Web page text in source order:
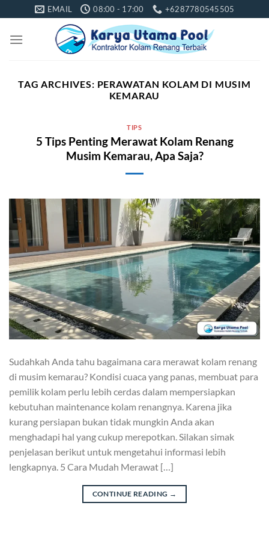
to
content
EMAIL 08:00 - 17:00 +6287780545505
TAG ARCHIVES: PERAWATAN KOLAM DI MUSIM
KEMARAU
TIPS
5 Tips Penting Merawat Kolam Renang
Musim Kemarau, Apa Saja?
Sudahkah Anda tahu bagaimana cara merawat kolam renang
di musim kemarau? Kondisi cuaca yang panas, membuat para
pemilik kolam perlu lebih cerdas dalam mempersiapkan
kebutuhan maintenance kolam renangnya. Karena jika
kurang persiapan bukan tidak mungkin Anda akan
menghadapi hal yang cukup merepotkan. Silakan simak
penjelasan berikut untuk mengetahui informasi lebih
lengkapnya. 5 Cara Mudah Merawat […]
CONTINUE READING →